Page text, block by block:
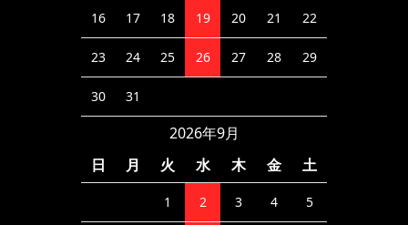
16 17 18 19 20 21 22
23 24 25 26 27 28 29
30 31
2026年9月
日
月 火 水 木 金 土
1 2 3 4 5